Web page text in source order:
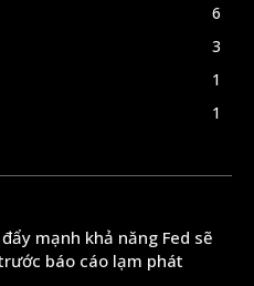
6
3
1
1
mạnh khả năng Fed sẽ
báo cáo lạm phát